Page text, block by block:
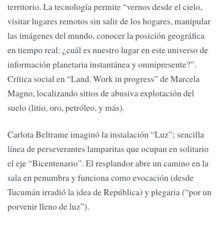
territorio. La tecnología permite “vernos desde el cielo,
visitar lugares remotos sin salir de los hogares, manipular
las imágenes del mundo, conocer la posición geográfica
en tiempo real: ¿cuál es nuestro lugar en este universo de
información planetaria instantánea y omnipresente?”.
Crítica social en “Land. Work in progress” de Marcela
Magno, localizando sitios de abusiva explotación del
suelo (litio, oro, petróleo, y más).
Carlota Beltrame imaginó la instalación “Luz”; sencilla
línea de perseverantes lamparitas que ocupan en solitario
el eje “Bicentenario”. El resplandor abre un camino en la
sala en penumbra y funciona como evocación (desde
Tucumán irradió la idea de República) y plegaria (“por un
porvenir lleno de luz”).